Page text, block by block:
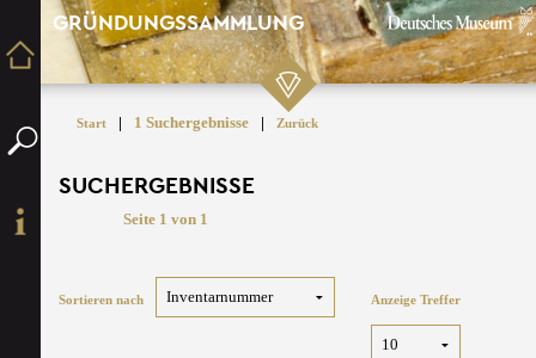
GRÜNDUNGSSAMMLUNG
Start | 1 Suchergebnisse | Zurück
SUCHERGEBNISSE
Seite 1 von 1
Sortieren nach Anzeige Treffer